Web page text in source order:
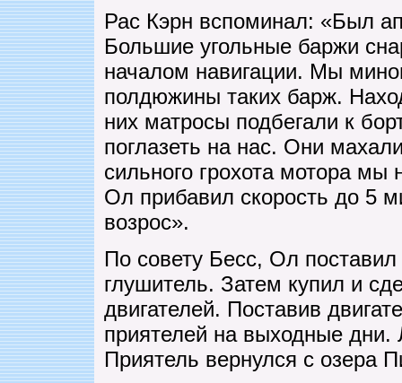
Рас Кэрн вспоминал: «Был
Большие угольные баржи
началом навигации. Мы
полдюжины таких барж.
них матросы подбегали к
поглазеть на нас. Они
сильного грохота мотора мы
Ол прибавил скорость до 5
возрос».
По совету Бесс, Ол
глушитель. Затем купил и
двигателей. Поставив
приятелей на выходные дни.
Приятель вернулся с озера